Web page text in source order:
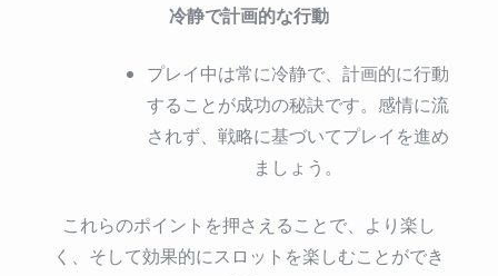
冷静で計画的な行動
プレイ中は常に冷静で、計画的に行動
することが成功の秘訣です。感情に流
されず、戦略に基づいてプレイを進め
ましょう。
これらのポイントを押さえることで、より楽し
く、そして効果的にスロットを楽しむことができ